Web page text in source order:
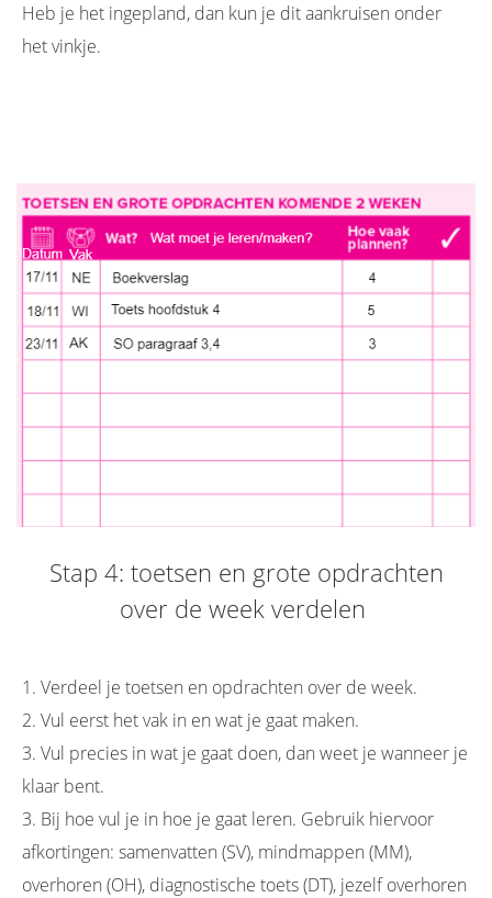
Heb je het ingepland, dan kun je dit aankruisen onder
het vinkje.
Stap 4: toetsen en grote opdrachten
over de week verdelen
1. Verdeel je toetsen en opdrachten over de week.
2. Vul eerst het vak in en wat je gaat maken.
3. Vul precies in wat je gaat doen, dan weet je wanneer je
klaar bent.
3. Bij hoe vul je in hoe je gaat leren. Gebruik hiervoor
afkortingen: samenvatten (SV), mindmappen (MM),
overhoren (OH), diagnostische toets (DT), jezelf overhoren